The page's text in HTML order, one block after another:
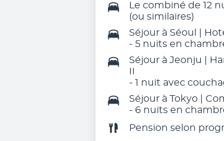
Le combiné de 12
(ou similaires)
Séjour à Séoul |
- 5 nuits en
Séjour à Jeonju |
- 1 nuit avec
Séjour à Tokyo |
- 6 nuits en
Pension selon